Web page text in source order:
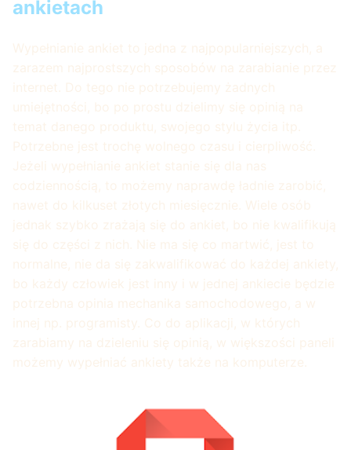
ankietach
Wypełnianie ankiet to jedna z najpopularniejszych, a
zarazem najprostszych sposobów na zarabianie przez
internet. Do tego nie potrzebujemy żadnych
umiejętności, bo po prostu dzielimy się opinią na
temat danego produktu, swojego stylu życia itp.
Potrzebne jest trochę wolnego czasu i cierpliwość.
Jeżeli wypełnianie ankiet stanie się dla nas
codziennością, to możemy naprawdę ładnie zarobić,
nawet do kilkuset złotych miesięcznie. Wiele osób
jednak szybko zrażają się do ankiet, bo nie kwalifikują
się do części z nich. Nie ma się co martwić, jest to
normalne, nie da się zakwalifikować do każdej ankiety,
bo każdy człowiek jest inny i w jednej ankiecie będzie
potrzebna opinia mechanika samochodowego, a w
innej np. programisty. Co do aplikacji, w których
zarabiamy na dzieleniu się opinią, w większości paneli
możemy wypełniać ankiety także na komputerze.